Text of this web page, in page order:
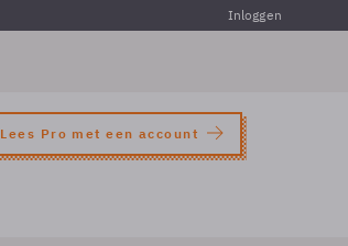
Inloggen
Lees Pro met een account